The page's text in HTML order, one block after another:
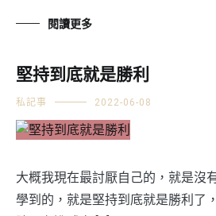
閱讀更多
堅持到底就是勝利
私記事 2022-06-08
大概我現在最討厭自己的，就是沒
學到的，就是堅持到底就是勝利了